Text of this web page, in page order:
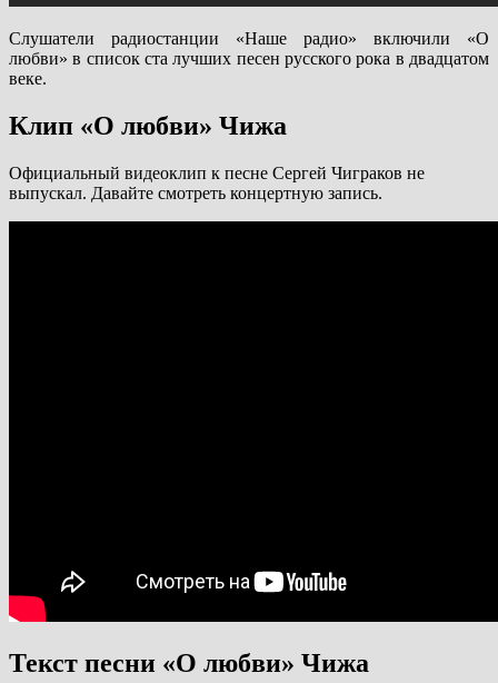
Слушатели радиостанции «Наше радио» включили «О
любви» в список ста лучших песен русского рока в двадцатом
веке.
Клип «О любви» Чижа
Официальный видеоклип к песне Сергей Чиграков не
выпускал. Давайте смотреть концертную запись.
Текст песни «О любви» Чижа